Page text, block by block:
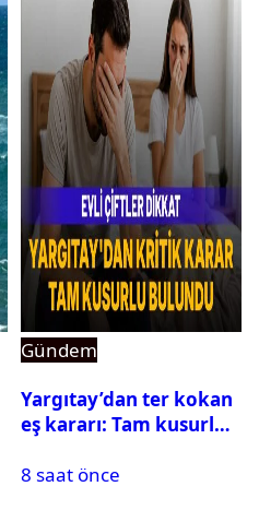
Gündem
Yargıtay’dan ter kokan
eş kararı: Tam kusurlu
8 saat önce